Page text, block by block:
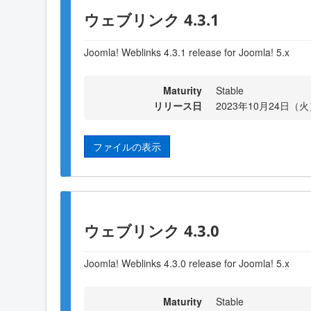
ウェブリンク 4.3.1
Joomla! Weblinks 4.3.1 release for Joomla! 5.x
Maturity
Stable
リリース日
2023年10月24日（
ファイルの表示
ウェブリンク 4.3.0
Joomla! Weblinks 4.3.0 release for Joomla! 5.x
Maturity
Stable